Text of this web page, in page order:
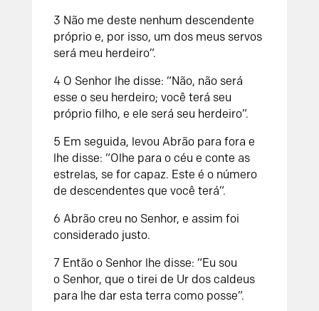
3 Não me deste nenhum descendente
próprio e, por isso, um dos meus servos
será meu herdeiro”.
4 O Senhorlhe disse: “Não, não será
esse o seu herdeiro; você terá seu
próprio filho, e ele será seu herdeiro”.
5 Em seguida, levou Abrão para fora e
lhe disse: “Olhe para o céu e conte as
estrelas, se for capaz. Este é o número
de descendentes que você terá”.
6 Abrão creu no Senhor, e assim foi
considerado justo.
7 Então o Senhorlhe disse: “Eu sou
o Senhor, que o tirei de Ur dos caldeus
para lhe dar esta terra como posse”.